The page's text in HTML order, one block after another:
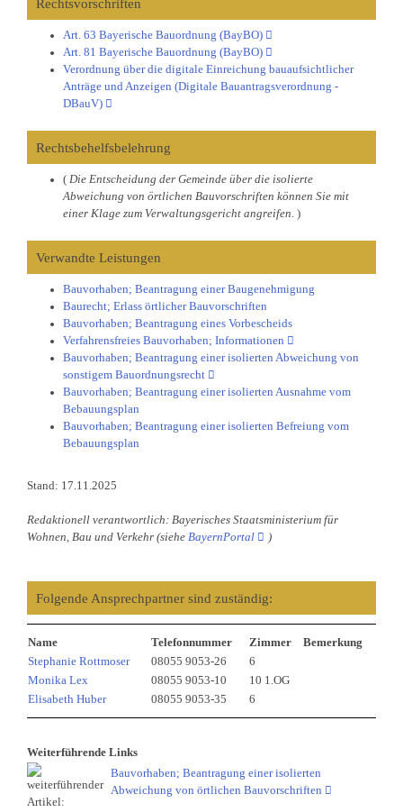
Art. 63 Bayerische Bauordnung (BayBO)
Art. 81 Bayerische Bauordnung (BayBO)
Verordnung über die digitale Einreichung bauaufsichtlicher
Anträge und Anzeigen (Digitale Bauantragsverordnung -
DBauV)
Rechtsbehelfsbelehrung
( Die Entscheidung der Gemeinde über die isolierte
Abweichung von örtlichen Bauvorschriften können Sie mit
einer Klage zum Verwaltungsgericht angreifen. )
Verwandte Leistungen
Bauvorhaben; Beantragung einer Baugenehmigung
Baurecht; Erlass örtlicher Bauvorschriften
Bauvorhaben; Beantragung eines Vorbescheids
Verfahrensfreies Bauvorhaben; Informationen
Bauvorhaben; Beantragung einer isolierten Abweichung von
sonstigem Bauordnungsrecht
Bauvorhaben; Beantragung einer isolierten Ausnahme vom
Bebauungsplan
Bauvorhaben; Beantragung einer isolierten Befreiung vom
Bebauungsplan
Stand: 17.11.2025
Redaktionell verantwortlich: Bayerisches Staatsministerium für
Wohnen, Bau und Verkehr (siehe BayernPortal )
Folgende Ansprechpartner sind zuständig:
Name Telefonnummer Zimmer
Bemerkung
Stephanie Rottmoser
08055 9053-26
6
Monika Lex
08055 9053-10
10 1.OG
Elisabeth Huber
08055 9053-35 6
Weiterführende Links
Bauvorhaben; Beantragung einer isolierten
Abweichung von örtlichen Bauvorschriften